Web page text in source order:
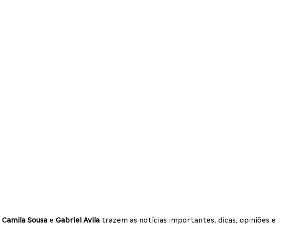
Camila Sousa e Gabriel Avila trazem as notícias importantes, dicas, opiniões e